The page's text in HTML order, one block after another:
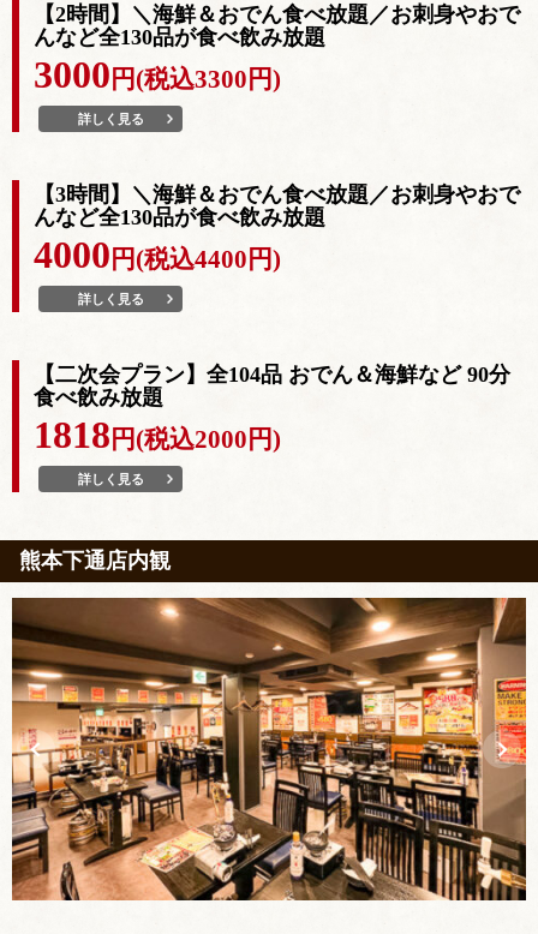
【2時間】＼海鮮＆おでん食べ放題／お刺身やおで
んなど全130品が食べ飲み放題
3000 円(税込3300円)
詳しく見る
【3時間】＼海鮮＆おでん食べ放題／お刺身やおで
んなど全130品が食べ飲み放題
4000 円(税込4400円)
詳しく見る
【二次会プラン】全104品 おでん＆海鮮など 90分
食べ飲み放題
1818 円(税込2000円)
詳しく見る
熊本下通店内観